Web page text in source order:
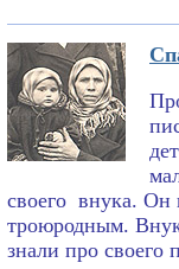
своего внука. Он
троюродным.
знали про своего